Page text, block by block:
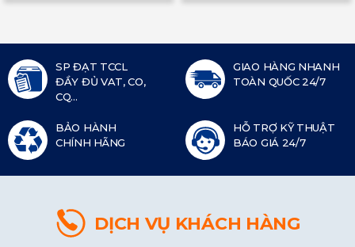
SP ĐẠT TCCL
ĐẦY ĐỦ VAT, CO,
CQ...
GIAO HÀNG NHANH
TOÀN QUỐC 24/7
BẢO HÀNH
CHÍNH HÃNG
HỖ TRỢ KỸ THUẬT
BÁO GIÁ 24/7
DỊCH VỤ KHÁCH HÀNG